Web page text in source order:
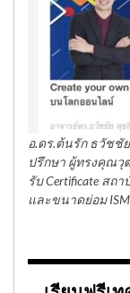
อ.ดร.ต้นรัก ธวัชชั
ปรึกษา ผู้ทรงคุณวุ
รับ Certificate ส
และขนาดย่อม